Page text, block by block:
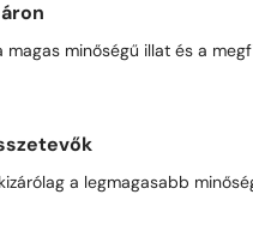
minőségű illat és a
a legmagasabb